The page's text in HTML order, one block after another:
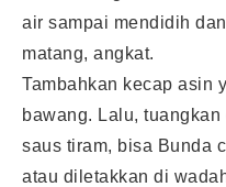
air sampai mendidih
matang, angkat.
Tambahkan kecap asin
bawang. Lalu,
saus tiram, bisa Bunda
atau diletakkan di